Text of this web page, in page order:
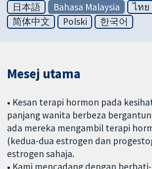
日本語
Bahasa Malaysia ไทย
简体中文
Polski 한국어
Mesej utama
• Kesan terapi hormon pada
panjang wanita berbeza
ada mereka mengambil terapi
(kedua-dua estrogen dan
estrogen sahaja.